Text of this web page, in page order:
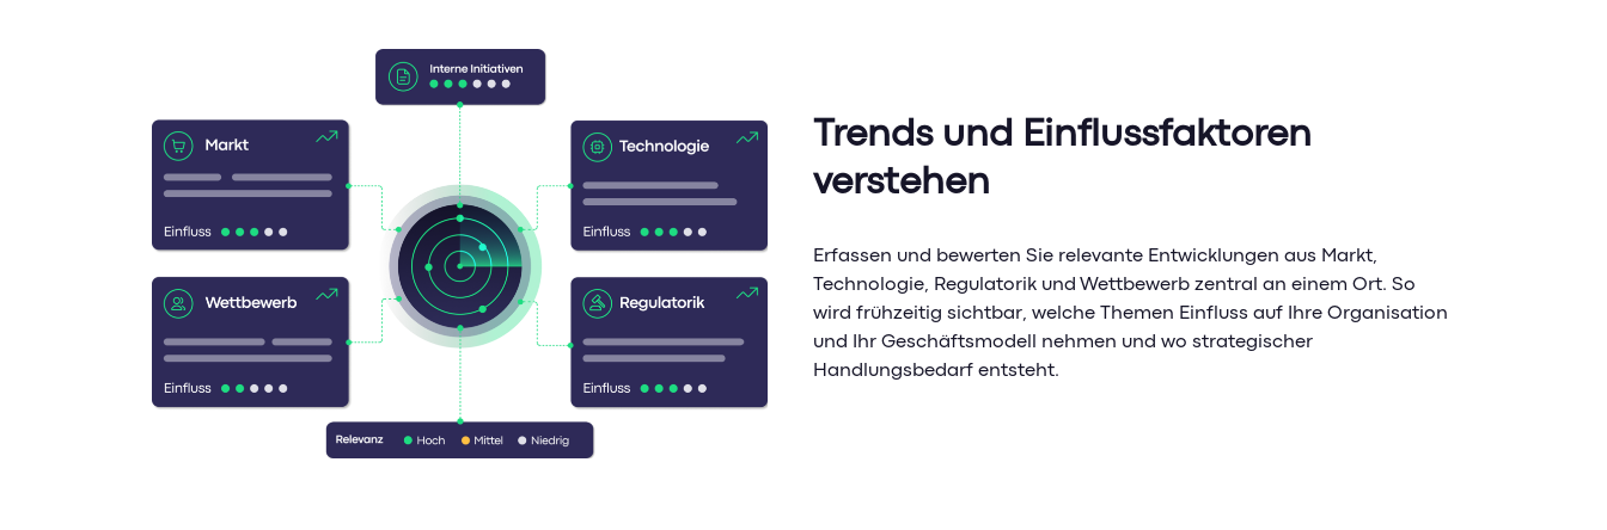
Trends und Einflussfaktoren
verstehen
Erfassen und bewerten Sie relevante Entwicklungen aus Markt,
Technologie, Regulatorik und Wettbewerb zentral an einem Ort. So
wird frühzeitig sichtbar, welche Themen Einfluss auf Ihre Organisation
und Ihr Geschäftsmodell nehmen und wo strategischer
Handlungsbedarf entsteht.